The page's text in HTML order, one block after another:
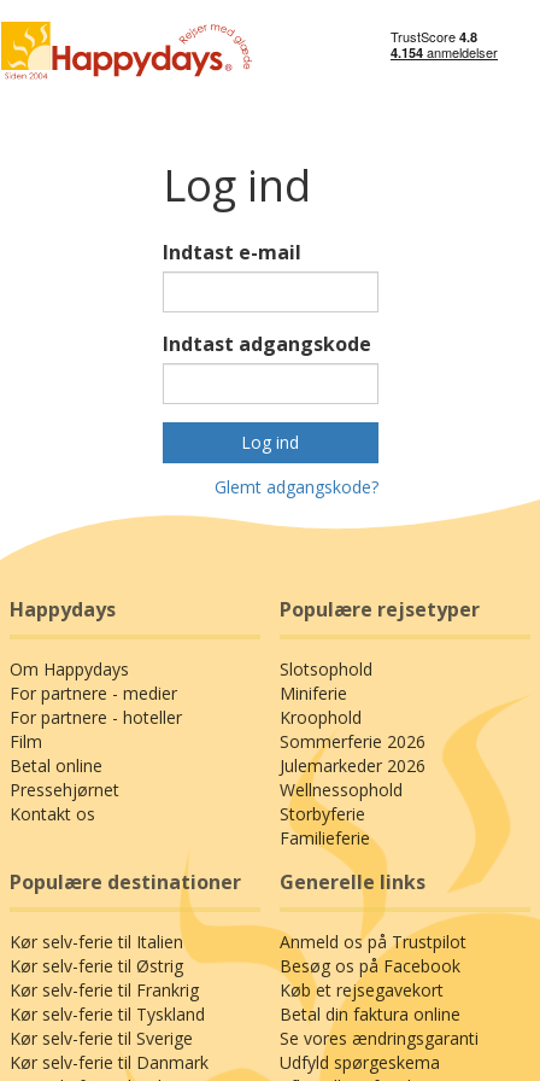
Log ind
Indtast e-mail
Indtast adgangskode
Log ind
Glemt adgangskode?
Happydays
Om Happydays
For partnere - medier
For partnere - hoteller
Film
Betal online
Pressehjørnet
Kontakt os
Populære rejsetyper
Slotsophold
Miniferie
Kroophold
Sommerferie 2026
Julemarkeder 2026
Wellnessophold
Storbyferie
Familieferie
Populære destinationer
Kør selv-ferie til Italien
Kør selv-ferie til Østrig
Kør selv-ferie til Frankrig
Kør selv-ferie til Tyskland
Kør selv-ferie til Sverige
Kør selv-ferie til Danmark
Generelle links
Anmeld os på Trustpilot
Besøg os på Facebook
Køb et rejsegavekort
Betal din faktura online
Se vores ændringsgaranti
Udfyld spørgeskema